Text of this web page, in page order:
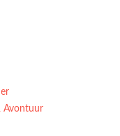
Avontuur